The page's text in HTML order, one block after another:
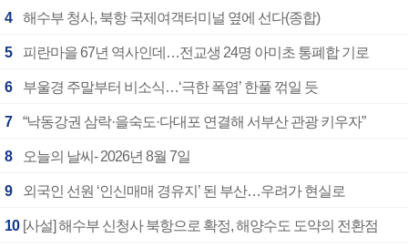
4 해수부 청사, 북항 국제여객터미널 옆에 선다(종합)
5 피란마을 67년 역사인데…전교생 24명 아미초 통폐합 기로
6 부울경 주말부터 비소식…‘극한 폭염’ 한풀 꺾일 듯
7 “낙동강권 삼락·을숙도·다대포 연결해 서부산 관광 키우자”
8 오늘의 날씨- 2026년 8월 7일
9 외국인 선원 ‘인신매매 경유지’ 된 부산…우려가 현실로
10 [사설] 해수부 신청사 북항으로 확정, 해양수도 도약의 전환점